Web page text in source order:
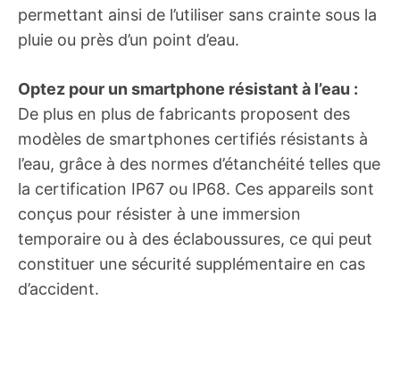
permettant ainsi de l’utiliser sans crainte sous la
pluie ou près d’un point d’eau.
Optez pour un smartphone résistant à l’eau :
De plus en plus de fabricants proposent des
modèles de smartphones certifiés résistants à
l’eau, grâce à des normes d’étanchéité telles que
la certification IP67 ou IP68. Ces appareils sont
conçus pour résister à une immersion
temporaire ou à des éclaboussures, ce qui peut
constituer une sécurité supplémentaire en cas
d’accident.